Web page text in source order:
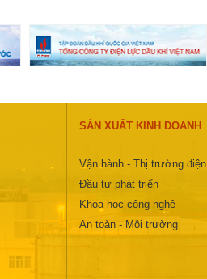
SẢN XUẤT KINH DOANH
Vận hành - Thị trường điện
Đầu tư phát triển
Khoa học công nghệ
An toàn - Môi trường